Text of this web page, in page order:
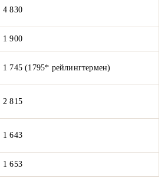
4 830
1 900
1 745 (1795* рейлингтермен)
2 815
1 643
1 653